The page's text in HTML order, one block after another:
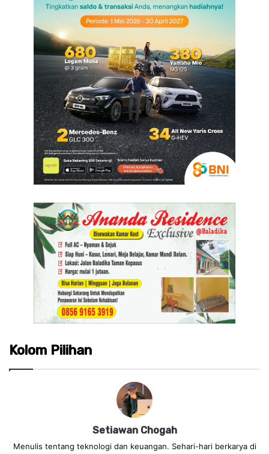
Kolom Pilihan
Setiawan Chogah
Menulis tentang teknologi dan keuangan. Sehari-hari berkarya di